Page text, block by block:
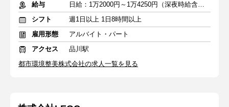
給与
日給：1万2000円～1万4250円（深夜時給含む）＋交通費全額支給
シフト
週1日以上 1日8時間以上
雇用形態
アルバイト・パート
アクセス
品川駅
都市環境整美株式会社の求人一覧を見る